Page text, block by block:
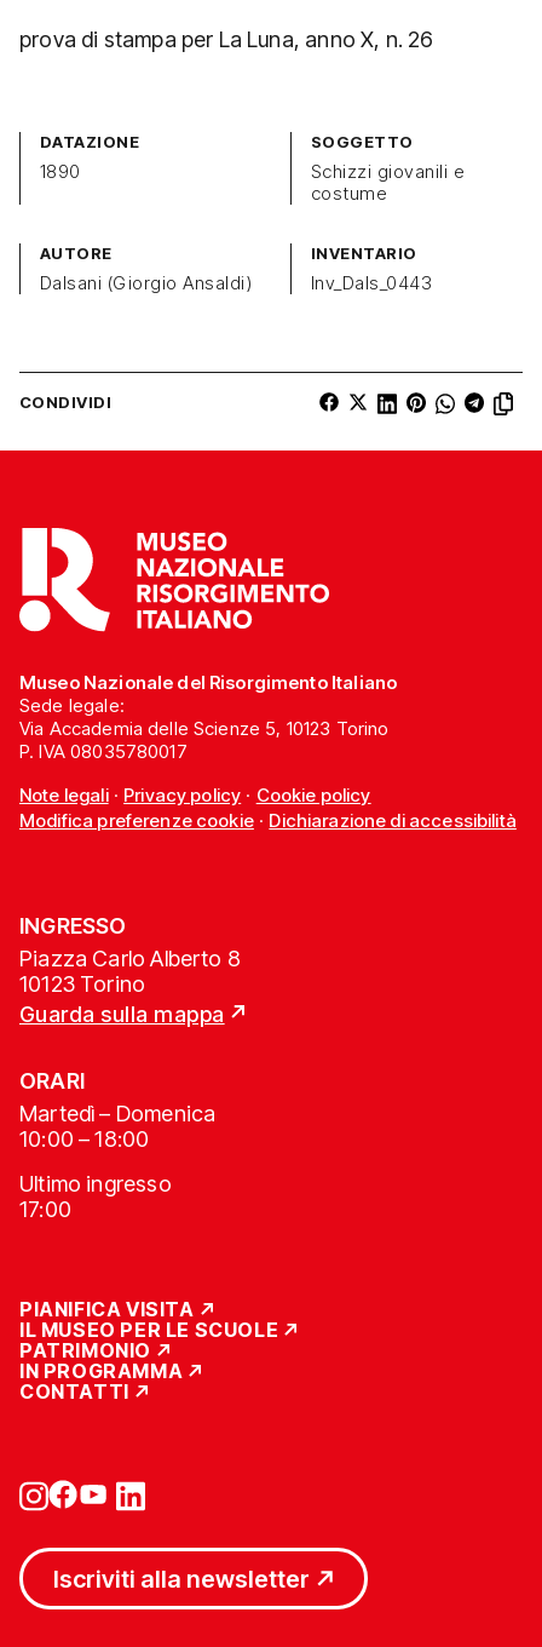
prova di stampa per La Luna, anno X, n. 26
DATAZIONE
1890
SOGGETTO
Schizzi giovanili e
costume
AUTORE
Dalsani (Giorgio Ansaldi)
INVENTARIO
Inv_Dals_0443
CONDIVIDI
Museo Nazionale del Risorgimento Italiano
Sede legale:
Via Accademia delle Scienze 5, 10123 Torino
P. IVA 08035780017
Note legali· Privacy policy · Cookie policy
Modifica preferenze cookie· Dichiarazione di accessibilità
INGRESSO
Piazza Carlo Alberto 8
10123 Torino
Guarda sulla mappa
ORARI
Martedì – Domenica
10:00 – 18:00
Ultimo ingresso
17:00
PIANIFICA VISITA
IL MUSEO PER LE SCUOLE
PATRIMONIO
IN PROGRAMMA
CONTATTI
Iscriviti alla newsletter